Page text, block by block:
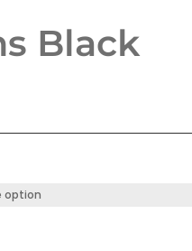
Black